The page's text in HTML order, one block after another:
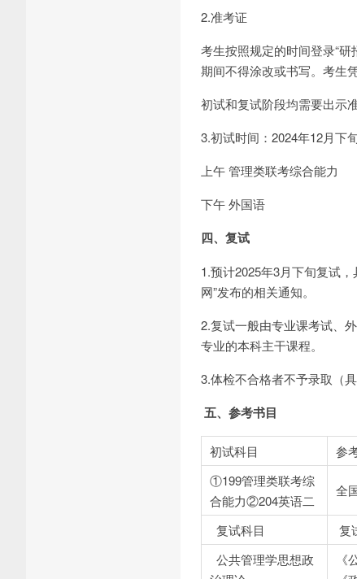
2.准考证
考生按照规定的时间登录“
期间不得涂改或书写。考生
初试和复试阶段均需要出示
3.初试时间：2024年12月下
上午 管理类联考综合能力
下午 外国语
四、复试
1.预计2025年3月下旬复试
网”发布的相关通知。
2.复试一般由专业课考试、
专业的本科主干课程。
3.体检不合格者不予录取（
五、参考书目
初试科目
参
①199管理类联考综
合能力②204英语二
全
复试科目
复
公共管理学思想政